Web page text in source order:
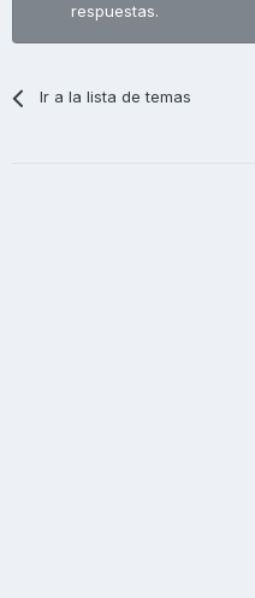
respuestas.
Ir a la lista de temas